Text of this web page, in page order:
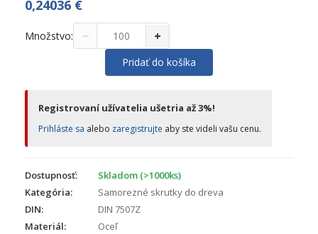
0,24036 €
Množstvo: − +
Pridať do košíka
Registrovaní užívatelia ušetria až 3%!
Prihláste sa alebo zaregistrujte aby ste videli vašu cenu.
Dostupnosť:
Skladom (>1000ks)
Kategória:
Samorezné skrutky do dreva
DIN:
DIN 7507Z
Materiál:
Oceľ